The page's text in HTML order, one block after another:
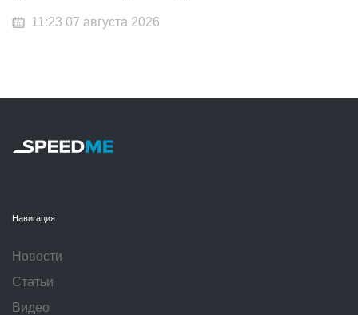
11:23 07 августа 2026
Навигация
Новости
Статьи
Видео